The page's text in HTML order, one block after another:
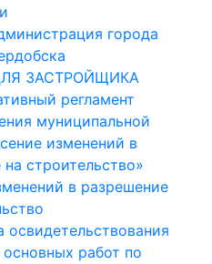
города
ЗАСТРОЙЩИКА
регламент
муниципальной
изменений в
строительство»
в разрешение
освидетельствования
работ по